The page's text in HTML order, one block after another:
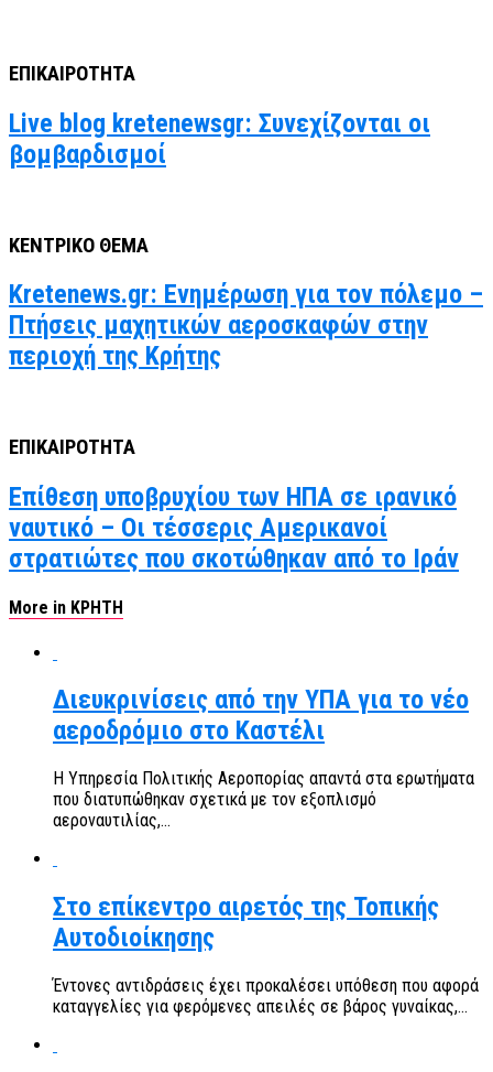
ΕΠΙΚΑΙΡΟΤΗΤΑ
Live blog kretenewsgr: Συνεχίζονται οι
βομβαρδισμοί
ΚΕΝΤΡΙΚΟ ΘΕΜΑ
Kretenews.gr: Ενημέρωση για τον πόλεμο –
Πτήσεις μαχητικών αεροσκαφών στην
περιοχή της Κρήτης
ΕΠΙΚΑΙΡΟΤΗΤΑ
Επίθεση υποβρυχίου των ΗΠΑ σε ιρανικό
ναυτικό – Οι τέσσερις Αμερικανοί
στρατιώτες που σκοτώθηκαν από το Ιράν
More in ΚΡΗΤΗ
Διευκρινίσεις από την ΥΠΑ για το νέο
αεροδρόμιο στο Καστέλι
Η Υπηρεσία Πολιτικής Αεροπορίας απαντά στα ερωτήματα
που διατυπώθηκαν σχετικά με τον εξοπλισμό
αεροναυτιλίας,...
Στο επίκεντρο αιρετός της Τοπικής
Αυτοδιοίκησης
Έντονες αντιδράσεις έχει προκαλέσει υπόθεση που αφορά
καταγγελίες για φερόμενες απειλές σε βάρος γυναίκας,...